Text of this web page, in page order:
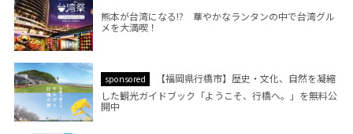
熊本が台湾になる!? 華やかなランタンの中で台湾グル
メを大満喫！
sponsored
【福岡県行橋市】歴史・文化、自然を凝縮
した観光ガイドブック「ようこそ、行橋へ。」を無料公
開中